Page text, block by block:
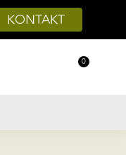
KONTAKT
0